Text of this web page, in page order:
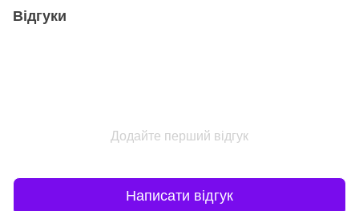
Відгуки
Додайте перший відгук
Написати відгук